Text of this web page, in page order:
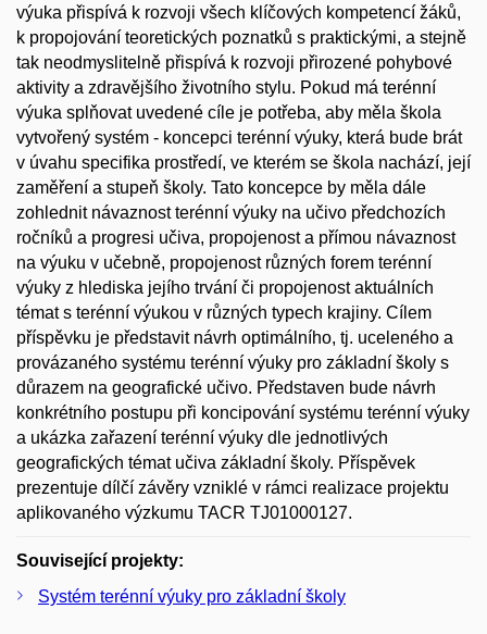
výuka přispívá k rozvoji všech klíčových kompetencí žáků,
k propojování teoretických poznatků s praktickými, a stejně
tak neodmyslitelně přispívá k rozvoji přirozené pohybové
aktivity a zdravějšího životního stylu. Pokud má terénní
výuka splňovat uvedené cíle je potřeba, aby měla škola
vytvořený systém - koncepci terénní výuky, která bude brát
v úvahu specifika prostředí, ve kterém se škola nachází, její
zaměření a stupeň školy. Tato koncepce by měla dále
zohlednit návaznost terénní výuky na učivo předchozích
ročníků a progresi učiva, propojenost a přímou návaznost
na výuku v učebně, propojenost různých forem terénní
výuky z hlediska jejího trvání či propojenost aktuálních
témat s terénní výukou v různých typech krajiny. Cílem
příspěvku je představit návrh optimálního, tj. uceleného a
provázaného systému terénní výuky pro základní školy s
důrazem na geografické učivo. Představen bude návrh
konkrétního postupu při koncipování systému terénní výuky
a ukázka zařazení terénní výuky dle jednotlivých
geografických témat učiva základní školy. Příspěvek
prezentuje dílčí závěry vzniklé v rámci realizace projektu
aplikovaného výzkumu TACR TJ01000127.
Související projekty:
Systém terénní výuky pro základní školy